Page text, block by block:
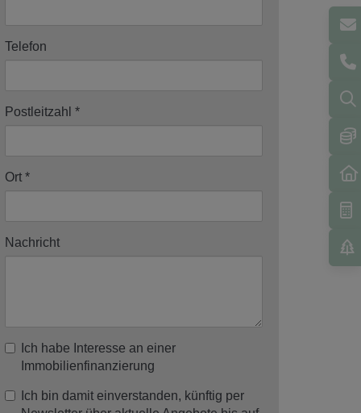
Telefon
Postleitzahl
Ort
Nachricht
Ich habe Interesse an einer
Immobilienfinanzierung
Ich bin damit einverstanden, künftig per